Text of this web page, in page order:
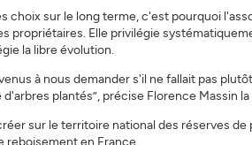
choix sur le long terme, c'est pourquoi
propriétaires. Elle privilégie
la libre évolution.
à nous demander s'il ne fallait pas
plantés”, précise Florence Massin
sur le territoire national des réserves
reboisement en France.